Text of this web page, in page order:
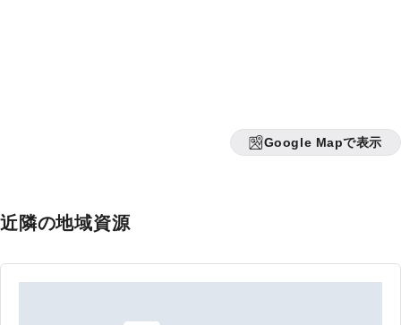
Google Mapで表示
近隣の地域資源